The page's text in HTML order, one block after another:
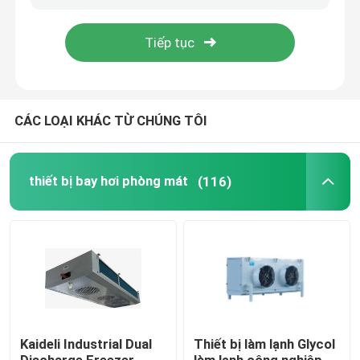
Tham quan nhà máy
Các vụ án
Yêu cầu báo giá
thiết bị bay hơi phòng mát
CÁC LOẠI KHÁC TỪ CHÚNG TÔI
thiết bị bay hơi phòng mát (116)
Kaideli Industrial Dual
Thiết bị làm lạnh Glycol